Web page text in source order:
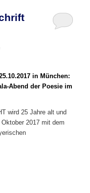
in München:
Abend der Poesie im
wird 25 Jahre alt und
2017 mit dem